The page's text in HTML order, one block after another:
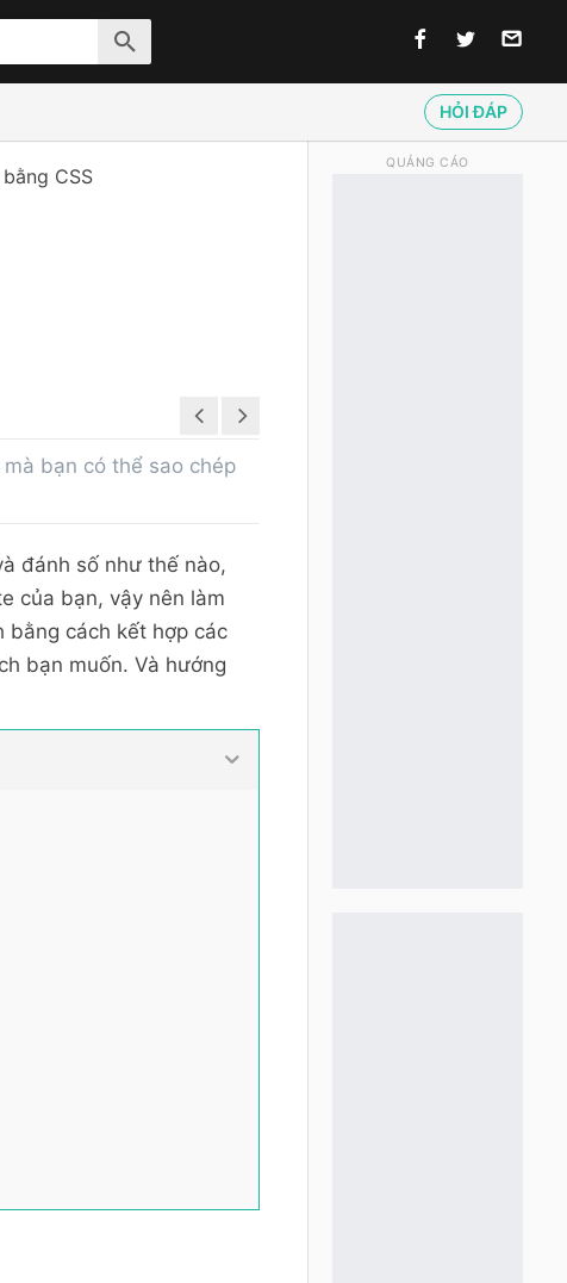
HỎI ĐÁP
CSS
bạn có thể sao chép
đánh số như thế nào,
của bạn, vậy nên làm
bằng cách kết hợp các
bạn muốn. Và hướng
QUẢNG CÁO